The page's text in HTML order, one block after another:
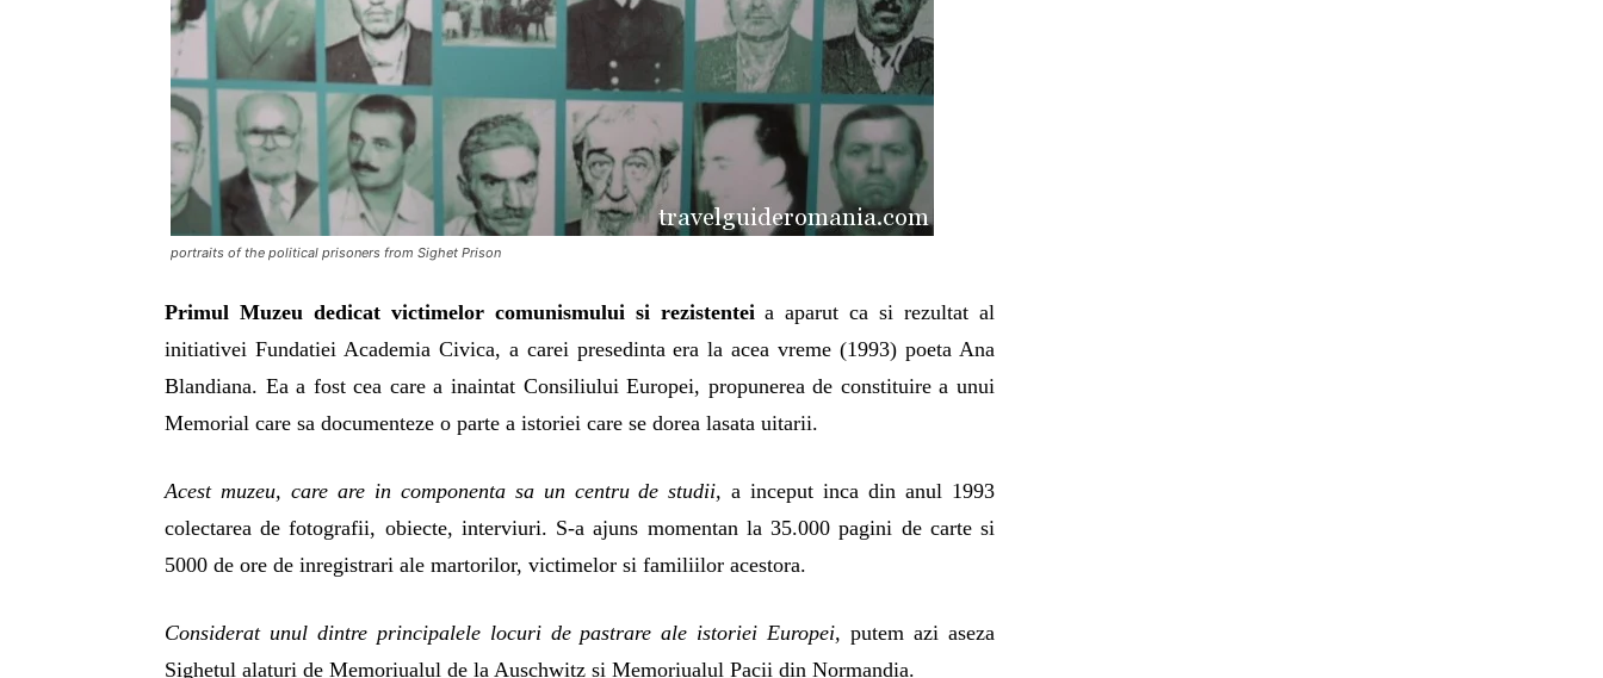
portraits of the political prisoners from Sighet Prison
Primul Muzeu dedicat victimelor comunismului si rezistenteia aparut ca si rezultat al
initiativei Fundatiei Academia Civica, a carei presedinta era la acea vreme (1993) poeta Ana
Blandiana. Ea a fost cea care a inaintat Consiliului Europei, propunerea de constituire a unui
Memorial care sa documenteze o parte a istoriei care se dorea lasata uitarii.
Acest muzeu, care are in componenta sa un centru de studii, a inceput inca din anul 1993
colectarea de fotografii, obiecte, interviuri. S-a ajuns momentan la 35.000 pagini de carte si
5000 de ore de inregistrari ale martorilor, victimelor si familiilor acestora.
Considerat unul dintre principalele locuri de pastrare ale istoriei Europei,putem azi aseza
Sighetul alaturi de Memoriualul de la Auschwitz si Memoriualul Pacii din Normandia.